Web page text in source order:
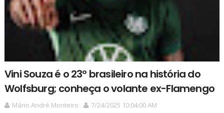
Vini Souza é o 23º brasileiro na história do
Wolfsburg; conheça o volante ex-Flamengo
Mário André Monteiro
7/24/2025 10:04:00 AM